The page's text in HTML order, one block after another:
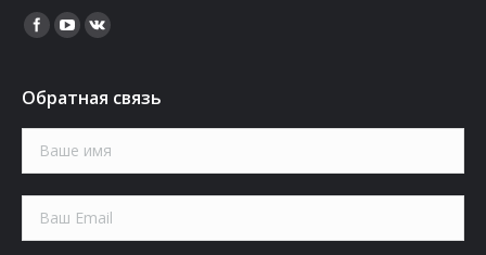
Найдите нас:
Обратная связь